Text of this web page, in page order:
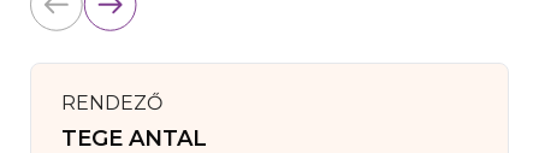
RENDEZŐ
TEGE ANTAL